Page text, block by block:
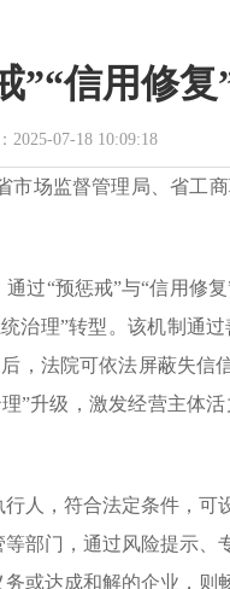
”“信用修复
2025-07-18 10:09:18
场监督管理局、省工商
过“预惩戒”与“信用修
治理”转型。该机制通
，法院可依法屏蔽失信
”升级，激发经营主体
人，符合法定条件，可
部门，通过风险提示、
或达成和解的企业，则